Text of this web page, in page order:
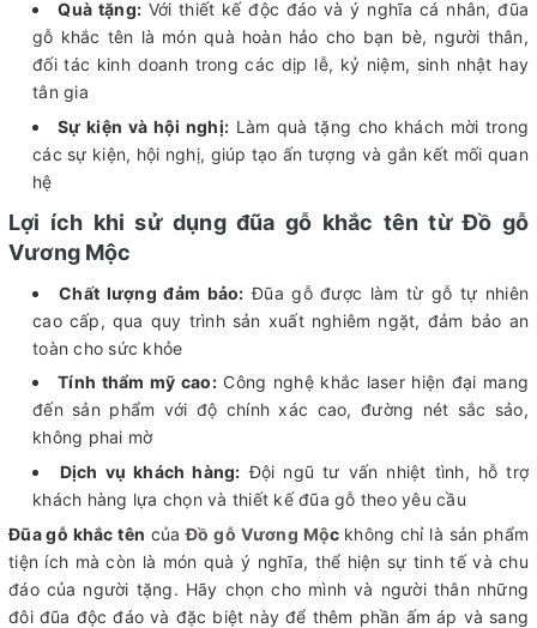
Quà tặng: Với thiết kế độc đáo và ý nghĩa cá nhân, đũa
gỗ khắc tên là món quà hoàn hảo cho bạn bè, người thân,
đối tác kinh doanh trong các dịp lễ, kỷ niệm, sinh nhật hay
tân gia
Sự kiện và hội nghị: Làm quà tặng cho khách mời trong
các sự kiện, hội nghị, giúp tạo ấn tượng và gắn kết mối quan
hệ
Lợi ích khi sử dụng đũa gỗ khắc tên từ Đồ gỗ
Vương Mộc
Chất lượng đảm bảo: Đũa gỗ được làm từ gỗ tự nhiên
cao cấp, qua quy trình sản xuất nghiêm ngặt, đảm bảo an
toàn cho sức khỏe
Tính thẩm mỹ cao:Công nghệ khắc laser hiện đại mang
đến sản phẩm với độ chính xác cao, đường nét sắc sảo,
không phai mờ
Dịch vụ khách hàng: Đội ngũ tư vấn nhiệt tình, hỗ trợ
khách hàng lựa chọn và thiết kế đũa gỗ theo yêu cầu
Đũa gỗ khắc tên củaĐồ gỗ Vương Mộc không chỉ là sản phẩm
tiện ích mà còn là món quà ý nghĩa, thể hiện sự tinh tế và chu
đáo của người tặng. Hãy chọn cho mình và người thân những
đôi đũa độc đáo và đặc biệt này để thêm phần ấm áp và sang